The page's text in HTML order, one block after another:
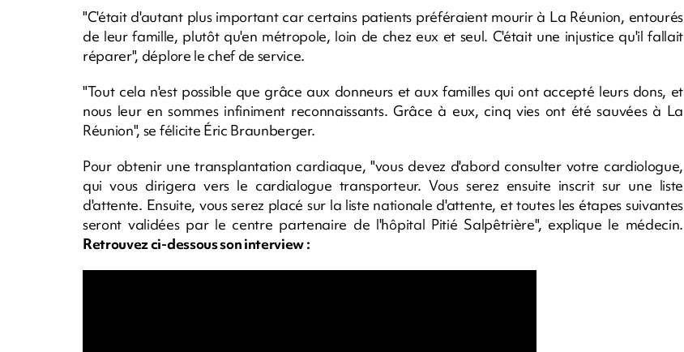
"C'était d'autant plus important car certains patients préféraient mourir à La Réunion, entourés
de leur famille, plutôt qu'en métropole, loin de chez eux et seul. C'était une injustice qu'il fallait
réparer", déplore le chef de service.
"Tout cela n'est possible que grâce aux donneurs et aux familles qui ont accepté leurs dons, et
nous leur en sommes infiniment reconnaissants. Grâce à eux, cinq vies ont été sauvées à La
Réunion", se félicite Éric Braunberger.
Pour obtenir une transplantation cardiaque, "vous devez d'abord consulter votre cardiologue,
qui vous dirigera vers le cardialogue transporteur. Vous serez ensuite inscrit sur une liste
d'attente. Ensuite, vous serez placé sur la liste nationale d'attente, et toutes les étapes suivantes
seront validées par le centre partenaire de l'hôpital Pitié Salpêtrière", explique le médecin.
Retrouvez ci-dessous son interview :